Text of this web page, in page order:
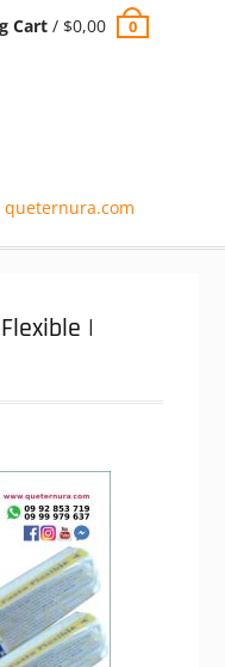
Cart/ $0,00 0
queternura.com
|